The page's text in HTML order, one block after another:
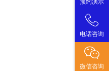
电话咨询
微信咨询